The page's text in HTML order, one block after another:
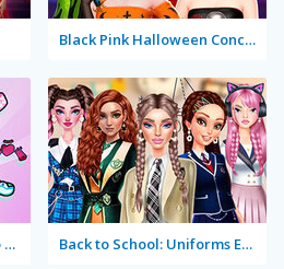
Black Pink Halloween Concert
Fashionista Avatar Studio Dress Up Back to School: Uniforms Edition